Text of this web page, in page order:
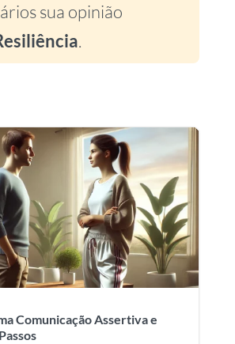
sua opinião
.
Comunicação Assertiva e